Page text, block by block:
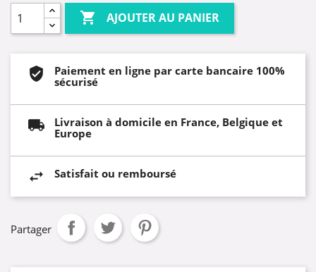
 AJOUTER AU PANIER
Paiement en ligne par carte bancaire 100%
sécurisé
Livraison à domicile en France, Belgique et
Europe
Satisfait ou remboursé
Partager